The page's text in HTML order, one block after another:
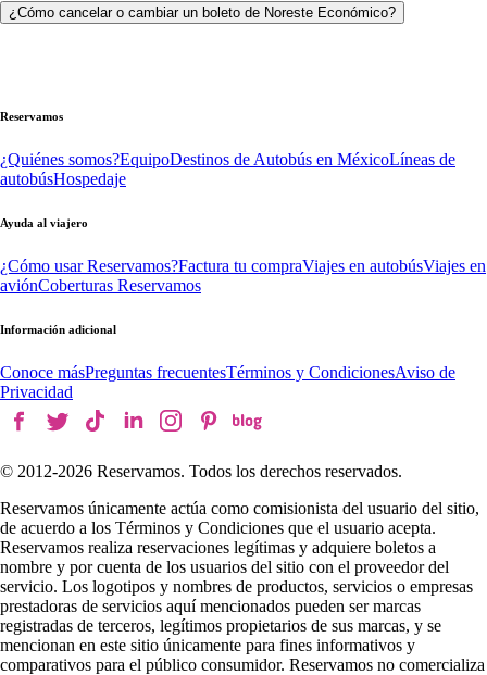
¿Cómo cancelar o cambiar un boleto de Noreste Económico?
Reservamos
¿Quiénes somos?EquipoDestinos de Autobús en MéxicoLíneas de
autobúsHospedaje
Ayuda al viajero
¿Cómo usar Reservamos?Factura tu compraViajes en autobúsViajes en
aviónCoberturas Reservamos
Información adicional
Conoce másPreguntas frecuentesTérminos y CondicionesAviso de
Privacidad
© 2012-2026 Reservamos. Todos los derechos reservados.
Reservamos únicamente actúa como comisionista del usuario del sitio,
de acuerdo a los Términos y Condiciones que el usuario acepta.
Reservamos realiza reservaciones legítimas y adquiere boletos a
nombre y por cuenta de los usuarios del sitio con el proveedor del
servicio. Los logotipos y nombres de productos, servicios o empresas
prestadoras de servicios aquí mencionados pueden ser marcas
registradas de terceros, legítimos propietarios de sus marcas, y se
mencionan en este sitio únicamente para fines informativos y
comparativos para el público consumidor. Reservamos no comercializa